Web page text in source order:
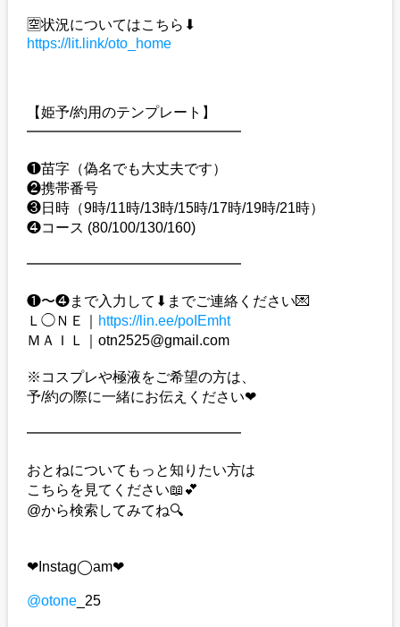
🈳状況についてはこちら⬇︎
https://lit.link/oto_home
【姫予/約用のテンプレート】
━━━━━━━━━━━━━━━
❶苗字（偽名でも大丈夫です）
❷携帯番号
❸日時（9時/11時/13時/15時/17時/19時/21時）
❹コース (80/100/130/160)
━━━━━━━━━━━━━━━
❶〜❹まで入力して⬇︎までご連絡ください💌
Ｌ◯ＮＥ｜ https://lin.ee/poIEmht
ＭＡＩＬ｜otn2525@gmail.com
※コスプレや極液をご希望の方は、
予/約の際に一緒にお伝えください❤︎
━━━━━━━━━━━━━━━
おとねについてもっと知りたい方は
こちらを見てください📖💕
@から検索してみてね🔍
❤︎Instag◯am❤︎
@otone _25